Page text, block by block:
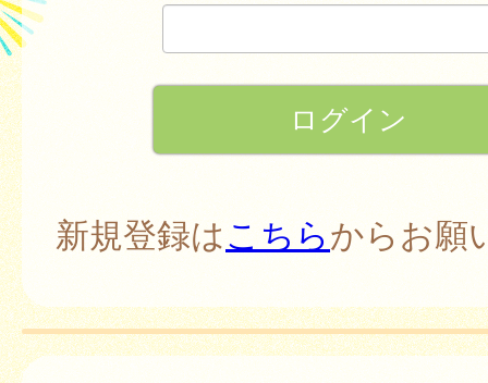
新規登録はこちらからお願